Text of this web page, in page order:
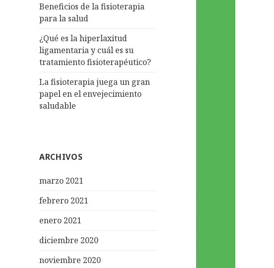
Beneficios de la fisioterapia
para la salud
¿Qué es la hiperlaxitud
ligamentaria y cuál es su
tratamiento fisioterapéutico?
La fisioterapia juega un gran
papel en el envejecimiento
saludable
ARCHIVOS
marzo 2021
febrero 2021
enero 2021
diciembre 2020
noviembre 2020